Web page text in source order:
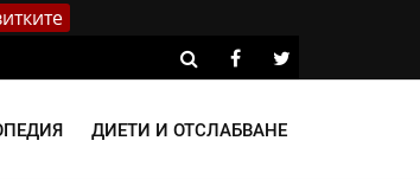
ДИЕТИ И ОТСЛАБВАНЕ